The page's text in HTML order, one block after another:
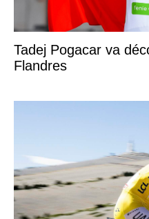
Tadej Pogacar va
Flandres